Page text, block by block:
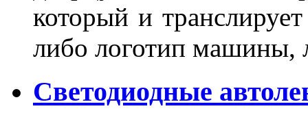
который и
либо логотип машины,
Светодиодные